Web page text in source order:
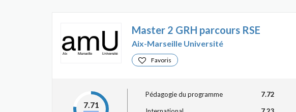
Master 2 GRH parcours RSE
Aix-Marseille Université
Favoris
7.71
Pédagogie du programme 7.72